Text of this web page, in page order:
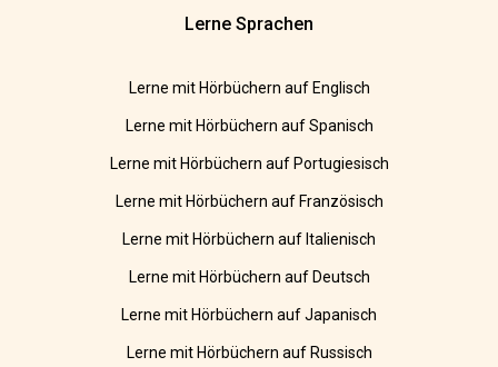
Lerne Sprachen
Lerne mit Hörbüchern auf Englisch
Lerne mit Hörbüchern auf Spanisch
Lerne mit Hörbüchern auf Portugiesisch
Lerne mit Hörbüchern auf Französisch
Lerne mit Hörbüchern auf Italienisch
Lerne mit Hörbüchern auf Deutsch
Lerne mit Hörbüchern auf Japanisch
Lerne mit Hörbüchern auf Russisch